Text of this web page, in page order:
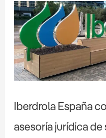
Iberdrola España
asesoría jurídica
Iberdrola
España
confía
a
Legálitas
la
jurídica
de